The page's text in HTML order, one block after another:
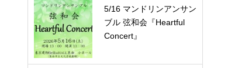
5/16 マンドリンアンサン
ブル 弦和会『Heartful
Concert』